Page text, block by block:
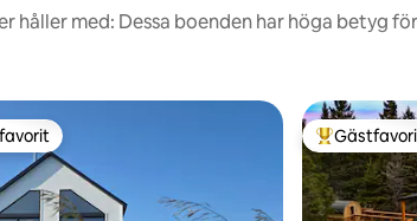
håller med: Dessa boenden har höga betyg
Populär